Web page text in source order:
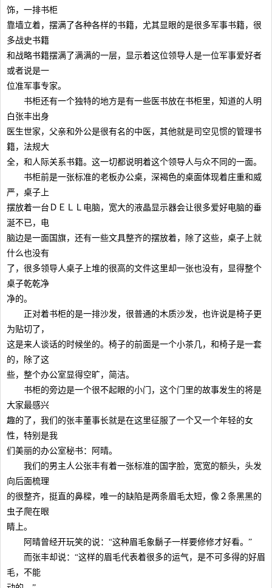
饰，一排书柜
靠墙立着，摆满了各种各样的书籍，尤其显眼的是很多军事书籍，很
多战史书籍
和战略书籍摆满了满满的一层，显示着这位领导人是一位军事爱好者
或者说是一
位准军事专家。
书柜还有一个独特的地方是有一些医书放在书柜里，知道的人明
白张丰出身
医生世家，父亲和外公是很有名的中医，其他就是司空见惯的管理书
籍，法规大
全，和人际关系书籍。这一切都说明着这个领导人与众不同的一面。
书柜前是一张标准的老板办公桌，深褐色的桌面体现着庄重和威
严，桌子上
摆放着一台ＤＥＬＬ电脑，宽大的液晶显示器会让很多爱好电脑的垂
涎不已，电
脑边是一面国旗，还有一些文具整齐的摆放着，除了这些，桌子上就
什么也没有
了，很多领导人桌子上堆的很高的文件这里却一张也没有，显得整个
桌子乾乾净
净的。
正对着书柜的是一排沙发，很普通的木质沙发，也许说是椅子更
为贴切了，
这是来人谈话的时候坐的。椅子的前面是一个小茶几，和椅子是一套
的，除了这
些，整个办公室显得空旷，简洁。
书柜的旁边是一个很不起眼的小门，这个门里的故事发生的将是
大家最感兴
趣的了，我们的张丰董事长就是在这里征服了一个又一个年轻的女
性，特别是我
们美丽的办公室秘书：阿晴。
我们的男主人公张丰有着一张标准的国字脸，宽宽的额头，头发
向后面梳理
的很整齐，挺直的鼻樑，唯一的缺陷是两条眉毛太短，像２条黑黑的
虫子爬在眼
睛上。
阿晴曾经开玩笑的说：“这种眉毛象鬍子一样要修修才好看。”
而张丰却说：“这样的眉毛代表着很多的运气，是不可多得的好眉
毛，不能